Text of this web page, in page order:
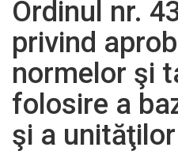
Ordinul nr.
privind
normelor şi
folosire a
şi a